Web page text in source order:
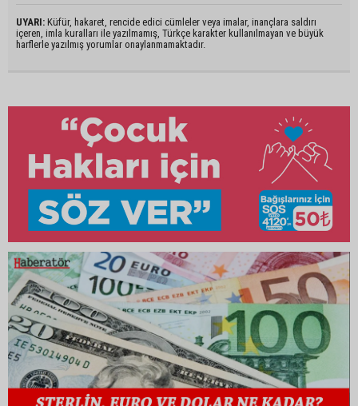
UYARI: Küfür, hakaret, rencide edici cümleler veya imalar, inançlara saldırı
içeren, imla kuralları ile yazılmamış, Türkçe karakter kullanılmayan ve büyük
harflerle yazılmış yorumlar onaylanmamaktadır.